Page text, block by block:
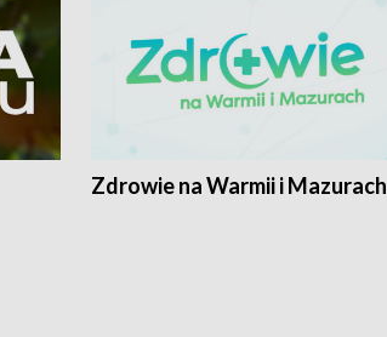
Zdrowie na Warmii i Mazurach